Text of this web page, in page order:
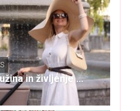
in življenje ...